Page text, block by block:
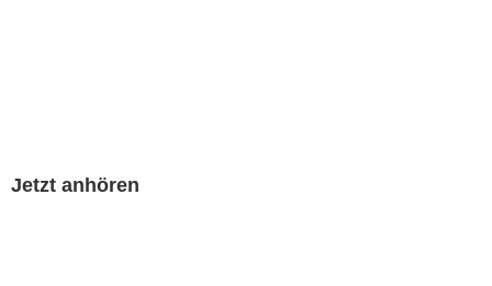
Jetzt anhören